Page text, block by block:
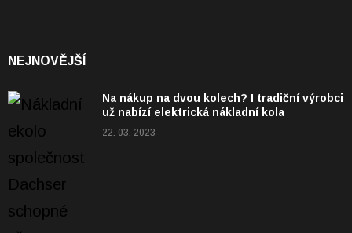
NEJNOVĚJŠÍ
Na nákup na dvou kolech? I tradiční výrobci
už nabízí elektrická nákladní kola
22. 03. 2023